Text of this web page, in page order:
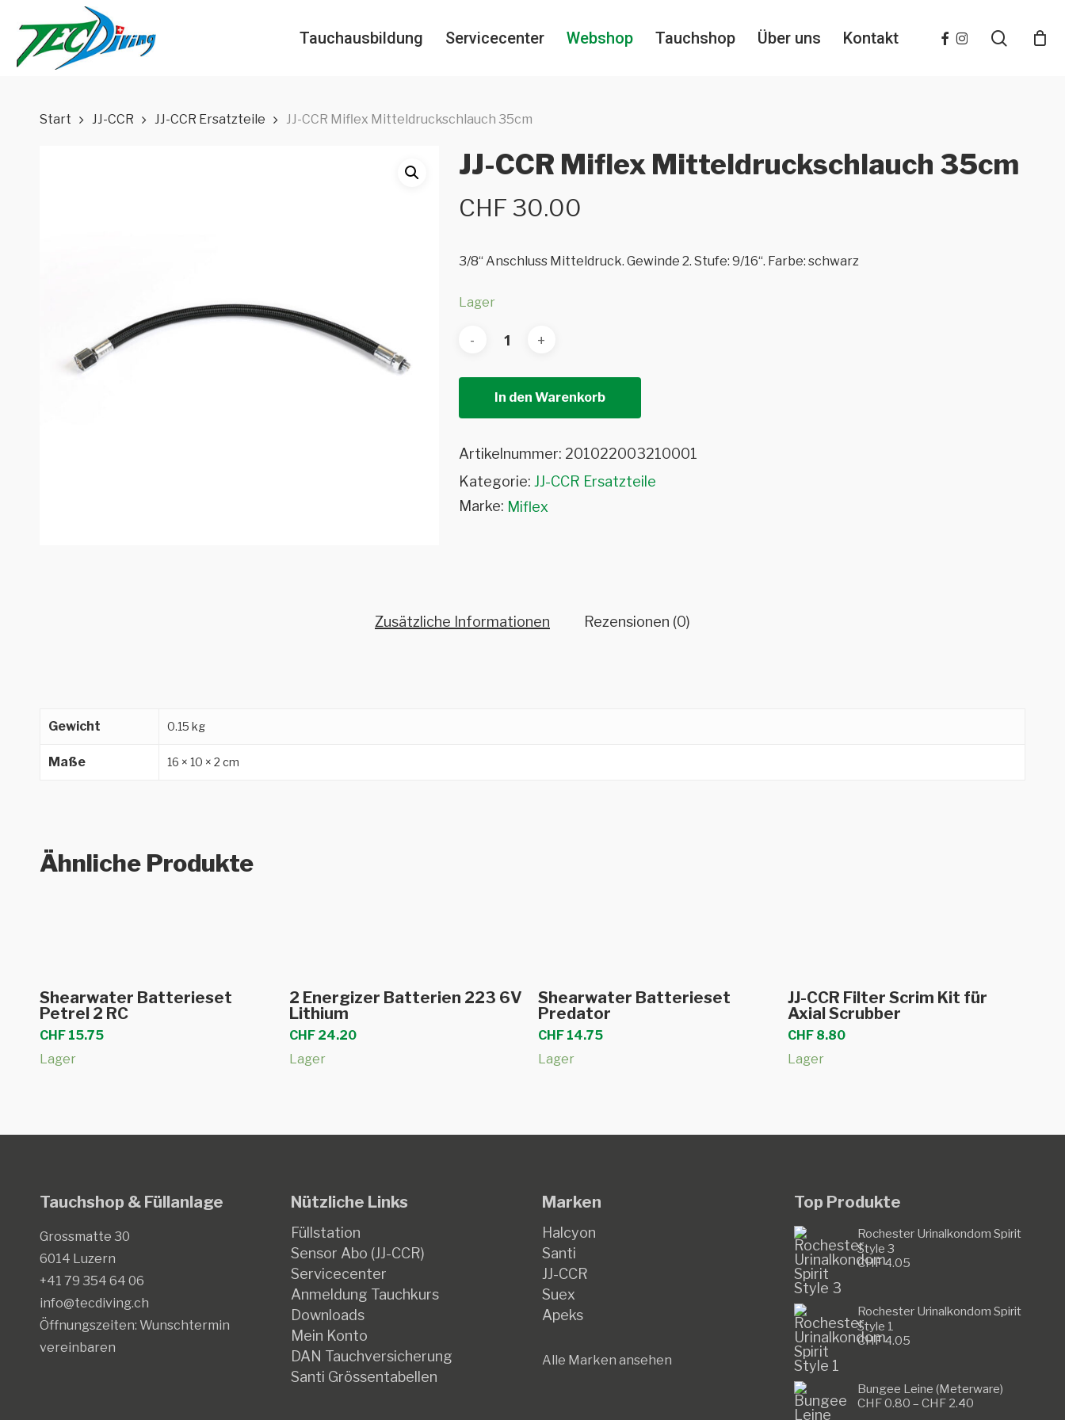
main
Tauchausbildung Servicecenter Webshop Tauchshop Über uns Kontakt facebook
instagramsearch
Start JJ-CCR JJ-CCR Ersatzteile JJ-CCR Miflex Mitteldruckschlauch 35cm
JJ-CCR Miflex Mitteldruckschlauch 35cm
CHF 30.00
3/8“ Anschluss Mitteldruck. Gewinde 2. Stufe: 9/16“. Farbe: schwarz
Lager
In den Warenkorb
Artikelnummer: 201022003210001
Kategorie: JJ-CCR Ersatzteile
Marke: Miflex
Zusätzliche Informationen Rezensionen (0)
Gewicht 0.15 kg
Maße 16 × 10 × 2 cm
Ähnliche Produkte
In den Warenkorb
Shearwater Batterieset
Petrel 2 RC
CHF 15.75
Lager
In den Warenkorb
2 Energizer Batterien 223 6V
Lithium
CHF24.20
Lager
In den Warenkorb
Shearwater Batterieset
Predator
CHF 14.75
Lager
In den Warenkorb
JJ-CCR Filter Scrim Kit für
Axial Scrubber
CHF 8.80
Lager
Tauchshop & Füllanlage
Grossmatte 30
6014 Luzern
+41 79 354 64 06
info@tecdiving.ch
Öffnungszeiten: Wunschtermin
vereinbaren
Nützliche Links
Füllstation
Sensor Abo (JJ-CCR)
Servicecenter
Anmeldung Tauchkurs
Downloads
Mein Konto
DAN Tauchversicherung
Santi Grössentabellen
Marken
Halcyon
Santi
JJ-CCR
Suex
Apeks
Alle Marken ansehen
Top Produkte
Rochester Urinalkondom Spirit
Style 3
CHF4.05
Rochester Urinalkondom Spirit
Style 1
CHF4.05
Bungee Leine (Meterware)
CHF0.80 – CHF2.40Preisspanne: